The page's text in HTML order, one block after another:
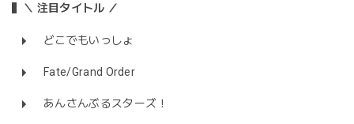
＼ 注目タイトル ／
どこでもいっしょ
Fate/Grand Order
あんさんぶるスターズ！